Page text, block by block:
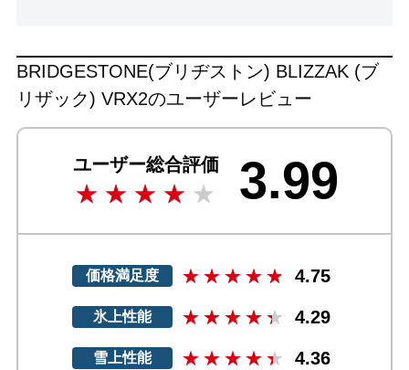
BRIDGESTONE(ブリヂストン) BLIZZAK (ブ
リザック) VRX2のユーザーレビュー
ユーザー総合評価 3.99
価格満足度 4.75
氷上性能 4.29
雪上性能 4.36